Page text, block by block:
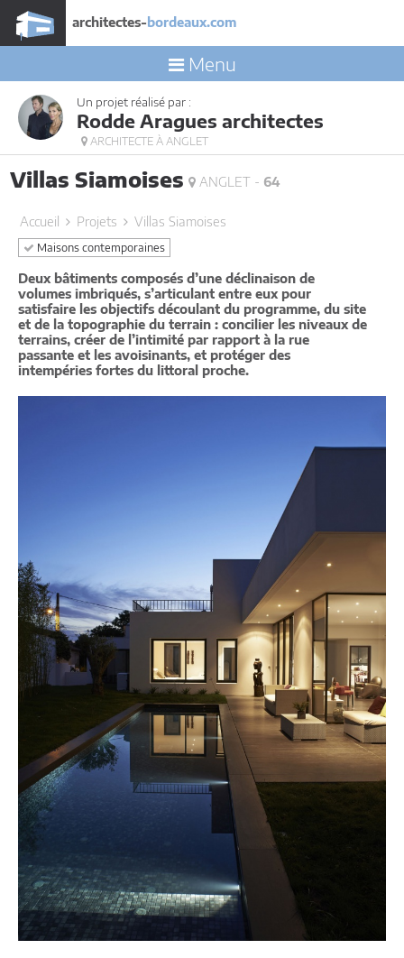
architectes- bordeaux.com
Menu
Un projet réalisé par :
Rodde Aragues architectes
ARCHITECTE À ANGLET
Villas Siamoises ANGLET - 64
Accueil Projets Villas Siamoises
Maisons contemporaines
Deux bâtiments composés d’une déclinaison de
volumes imbriqués, s’articulant entre eux pour
satisfaire les objectifs découlant du programme, du site
et de la topographie du terrain : concilier les niveaux de
terrains, créer de l’intimité par rapport à la rue
passante et les avoisinants, et protéger des
intempéries fortes du littoral proche.